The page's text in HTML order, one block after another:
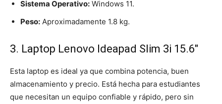
Sistema Operativo: Windows 11.
Peso: Aproximadamente 1.8 kg.
3. Laptop Lenovo Ideapad Slim 3i 15.6″
Esta laptop es ideal ya que combina potencia, buen
almacenamiento y precio. Está hecha para estudiantes
que necesitan un equipo confiable y rápido, pero sin